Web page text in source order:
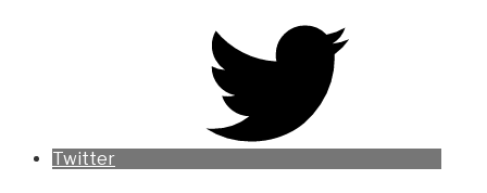
Twitter